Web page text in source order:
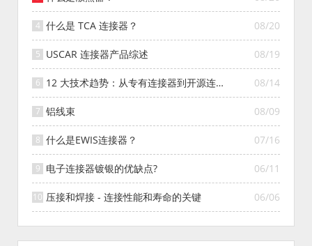
08/20
什么是 TCA 连接器？
08/19
USCAR 连接器产品综述
08/14
12 大技术趋势：从专有连接器到开源连接
器的演变
08/09
铝线束
07/16
什么是EWIS连接器？
06/11
电子连接器镀银的优缺点?
06/06
压接和焊接 - 连接性能和寿命的关键